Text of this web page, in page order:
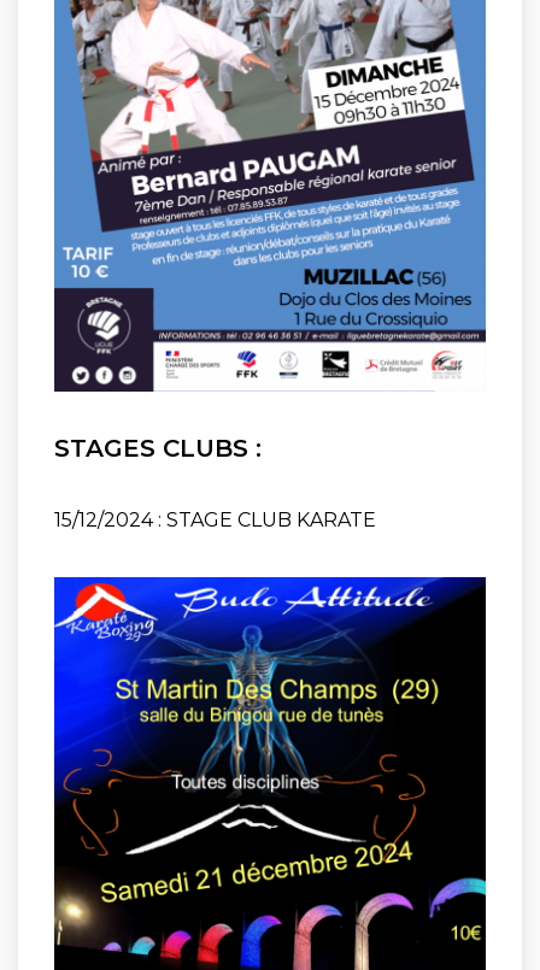
STAGES CLUBS :
15/12/2024 : STAGE CLUB KARATE